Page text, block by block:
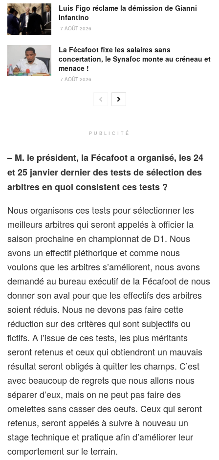
Luis Figo réclame la démission de Gianni
Infantino
7 AOÛT 2026
La Fécafoot fixe les salaires sans
concertation, le Synafoc monte au créneau et
menace !
7 AOÛT 2026
PUBLICITÉ
– M. le président, la Fécafoot a organisé, les 24
et 25 janvier dernier des tests de sélection des
arbitres en quoi consistent ces tests ?
Nous organisons ces tests pour sélectionner les
meilleurs arbitres qui seront appelés à officier la
saison prochaine en championnat de D1. Nous
avons un effectif pléthorique et comme nous
voulons que les arbitres s’améliorent, nous avons
demandé au bureau exécutif de la Fécafoot de nous
donner son aval pour que les effectifs des arbitres
soient réduis. Nous ne devons pas faire cette
réduction sur des critères qui sont subjectifs ou
fictifs. A l’issue de ces tests, les plus méritants
seront retenus et ceux qui obtiendront un mauvais
résultat seront obligés à quitter les champs. C’est
avec beaucoup de regrets que nous allons nous
séparer d’eux, mais on ne peut pas faire des
omelettes sans casser des oeufs. Ceux qui seront
retenus, seront appelés à suivre à nouveau un
stage technique et pratique afin d’améliorer leur
comportement sur le terrain.